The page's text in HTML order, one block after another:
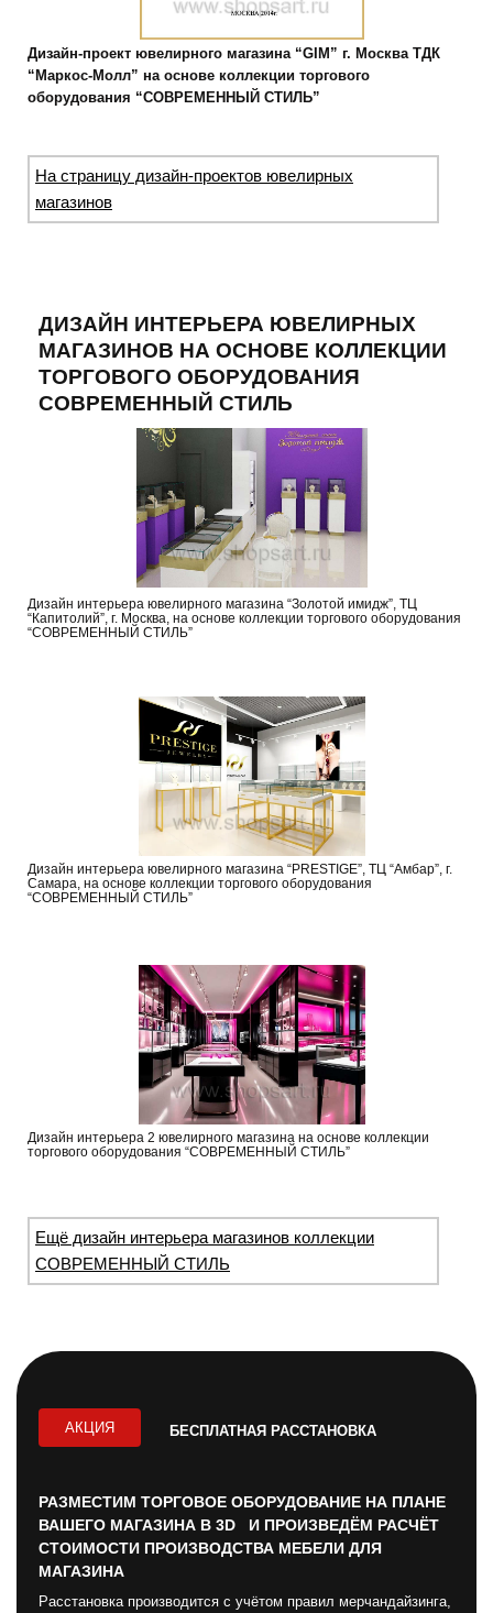
Дизайн-проект ювелирного магазина “GIM” г. Москва ТДК
“Маркос-Молл” на основе коллекции торгового
оборудования “СОВРЕМЕННЫЙ СТИЛЬ”
На страницу дизайн-проектов ювелирных
магазинов
ДИЗАЙН ИНТЕРЬЕРА ЮВЕЛИРНЫХ
МАГАЗИНОВ НА ОСНОВЕ КОЛЛЕКЦИИ
ТОРГОВОГО ОБОРУДОВАНИЯ
СОВРЕМЕННЫЙ СТИЛЬ
Дизайн интерьера ювелирного магазина “Золотой имидж”, ТЦ
“Капитолий”, г. Москва, на основе коллекции торгового оборудования
“СОВРЕМЕННЫЙ СТИЛЬ”
Дизайн интерьера ювелирного магазина “PRESTIGE”, ТЦ “Амбар”, г.
Самара, на основе коллекции торгового оборудования
“СОВРЕМЕННЫЙ СТИЛЬ”
Дизайн интерьера 2 ювелирного магазина на основе коллекции
торгового оборудования “СОВРЕМЕННЫЙ СТИЛЬ”
Ещё дизайн интерьера магазинов коллекции
СОВРЕМЕННЫЙ СТИЛЬ
АКЦИЯ БЕСПЛАТНАЯ РАССТАНОВКА
РАЗМЕСТИМ ТОРГОВОЕ ОБОРУДОВАНИЕ НА ПЛАНЕ
ВАШЕГО МАГАЗИНА В 3D И ПРОИЗВЕДЁМ РАСЧЁТ
СТОИМОСТИ ПРОИЗВОДСТВА МЕБЕЛИ ДЛЯ
МАГАЗИНА
Расстановка производится с учётом правил мерчандайзинга,